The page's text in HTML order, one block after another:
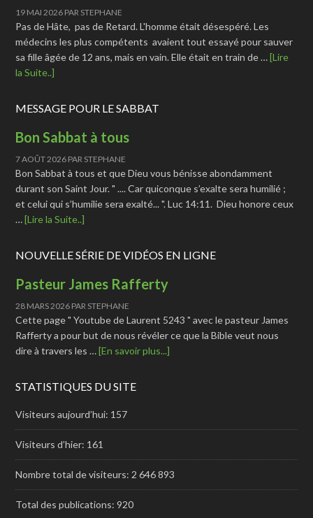
19 MAI 2026 PAR STEPHANE
Pas de Hâte, pas de Retard. L'homme était désespéré. Les
médecins les plus compétents avaient tout essayé pour sauver
sa fille âgée de 12 ans, mais en vain. Elle était en train de …[Lire
la Suite..]
MESSAGE POUR LE SABBAT
Bon Sabbat à tous
7 AOÛT 2026 PAR STEPHANE
Bon Sabbat à tous et que Dieu vous bénisse abondamment
durant son Saint Jour. " .... Car quiconque s’exalte sera humilié ;
et celui qui s’humilie sera exalté... ". Luc 14:11. Dieu honore ceux
…[Lire la Suite..]
NOUVELLE SÉRIE DE VIDÉOS EN LIGNE
Pasteur James Rafferty
28 MARS 2026 PAR STEPHANE
Cette page " Youtube de Laurent 5243 " avec le pasteur James
Rafferty a pour but de nous révéler ce que la Bible veut nous
dire à travers les …[En savoir plus...]
STATISTIQUES DU SITE
Visiteurs aujourd’hui: 157
Visiteurs d’hier: 161
Nombre total de visiteurs: 2 646 893
Total des publications:920